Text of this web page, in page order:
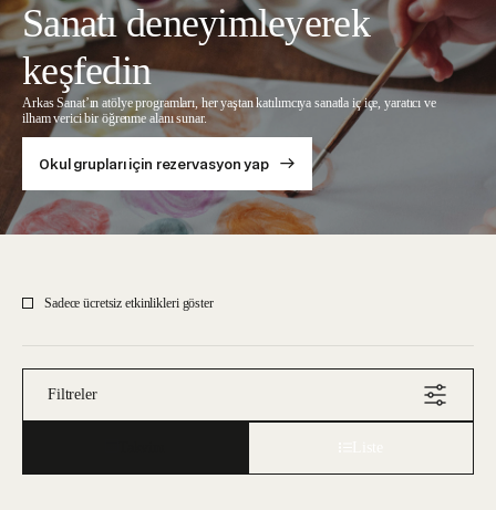
Sanatı deneyimleyerek
keşfedin
Arkas Sanat’ın atölye programları, her yaştan katılımcıya sanatla iç içe, yaratıcı ve
ilham verici bir öğrenme alanı sunar.
Okul grupları için rezervasyon yap
Sadece ücretsiz etkinlikleri göster
Filtreler